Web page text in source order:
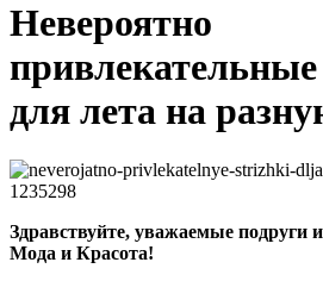
Невероятно
для лета на
Здравствуйте, уважаемые подруги
Мода и Красота!